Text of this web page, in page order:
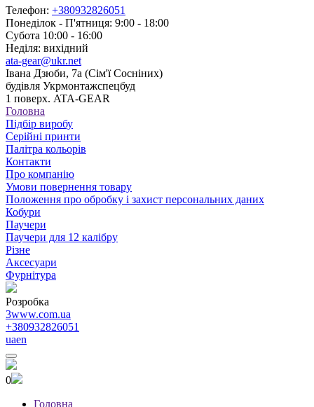
Телефон: +380932826051
Понеділок - П'ятниця: 9:00 - 18:00
Субота 10:00 - 16:00
Неділя: вихідний
ata-gear@ukr.net
Івана Дзюби, 7а (Сім'ї Сосніних)
будівля Укрмонтажспецбуд
1 поверх. ATA-GEAR
Головна
Підбір виробу
Серійні принти
Палітра кольорів
Контакти
Про компанію
Умови повернення товару
Положення про обробку і захист персональних даних
Кобури
Паучери
Паучери для 12 калібру
Різне
Аксесуари
Фурнітура
Розробка
3www.com.ua
+380932826051
uaen
0
Головна